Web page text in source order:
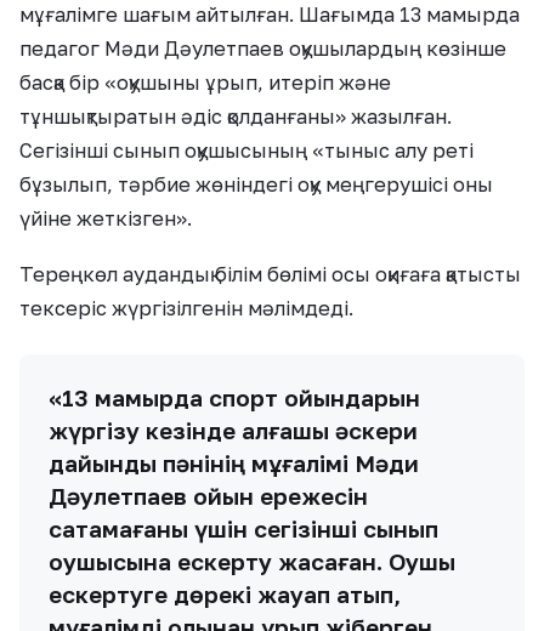
мұғалімге шағым айтылған. Шағымда 13 мамырда
педагог Мәди Дәулетпаев оқушылардың көзінше
басқа бір «оқушыны ұрып, итеріп және
тұншықтыратын әдіс қолданғаны» жазылған.
Сегізінші сынып оқушысының «тыныс алу реті
бұзылып, тәрбие жөніндегі оқу меңгерушісі оны
үйіне жеткізген».
Тереңкөл аудандық білім бөлімі осы оқиғаға қатысты
тексеріс жүргізілгенін мәлімдеді.
«13 мамырда спорт ойындарын
жүргізу кезінде алғашқы әскери
дайындық пәнінің мұғалімі Мәди
Дәулетпаев ойын ережесін
сақтамағаны үшін сегізінші сынып
оқушысына ескерту жасаған. Оқушы
ескертуге дөрекі жауап қатып,